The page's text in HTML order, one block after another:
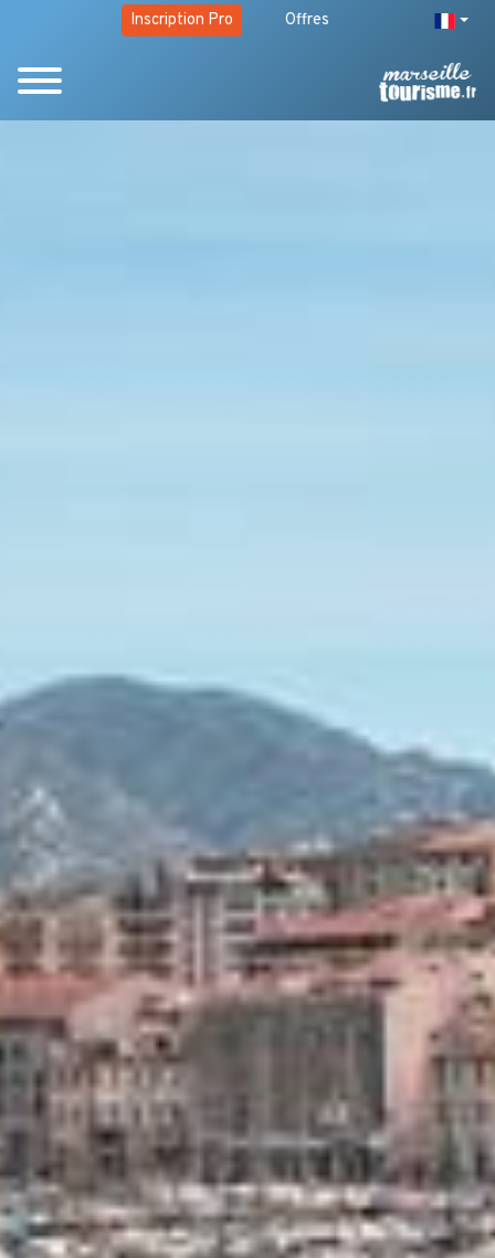
Inscription Pro Offres